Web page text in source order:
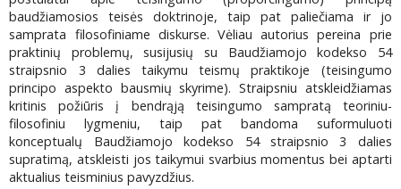
baudžiamosios teisės doktrinoje, taip pat paliečiama ir jo
samprata filosofiniame diskurse. Vėliau autorius pereina prie
praktinių problemų, susijusių su Baudžiamojo kodekso 54
straipsnio 3 dalies taikymu teismų praktikoje (teisingumo
principo aspekto bausmių skyrime). Straipsniu atskleidžiamas
kritinis požiūris į bendrąją teisingumo sampratą teoriniu-
filosofiniu lygmeniu, taip pat bandoma suformuluoti
konceptualų Baudžiamojo kodekso 54 straipsnio 3 dalies
supratimą, atskleisti jos taikymui svarbius momentus bei aptarti
aktualius teisminius pavyzdžius.